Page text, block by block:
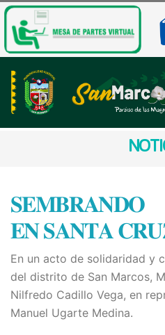
𝐒𝐄𝐌𝐁𝐑𝐀𝐍𝐃𝐎
𝐄𝐍 𝐒𝐀𝐍𝐓𝐀
En un acto de solidaridad y
del distrito de San Marcos,
Nilfredo Cadillo Vega, en
Manuel Ugarte Medina.